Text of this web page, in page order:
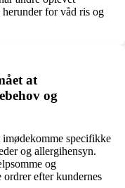
for våd ris og
at
og
specifikke
og allergihensyn.
og
efter kundernes